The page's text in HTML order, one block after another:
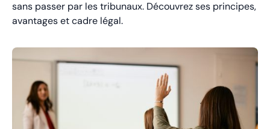
sans passer par les tribunaux. Découvrez ses principes,
avantages et cadre légal.